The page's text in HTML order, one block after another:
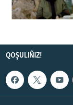
QOŞULIÑIZ!